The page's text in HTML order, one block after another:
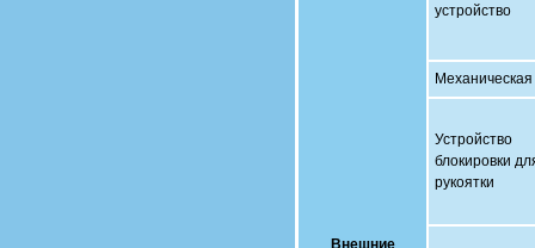
Внешние
устройство
Устройство
блокировки
рукоятки